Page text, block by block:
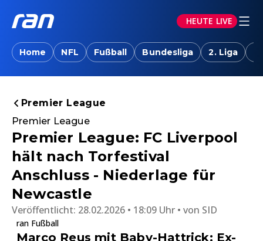
HEUTE LIVE
Home NFL Fußball Bundesliga 2. Liga
Premier League
Premier League
Premier League: FC Liverpool
hält nach Torfestival
Anschluss - Niederlage für
Newcastle
Veröffentlicht: 28.02.2026 • 18:09 Uhr von SID
ran Fußball
Marco Reus mit Baby-Hattrick: Ex-